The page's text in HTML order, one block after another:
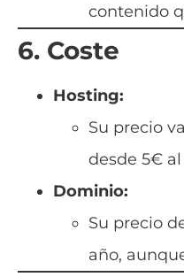
contenido
6. Coste
Hosting:
Su precio
desde 5€
Dominio:
Su precio
año,